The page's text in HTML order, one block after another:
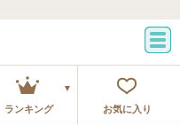
ランキング お気に入り